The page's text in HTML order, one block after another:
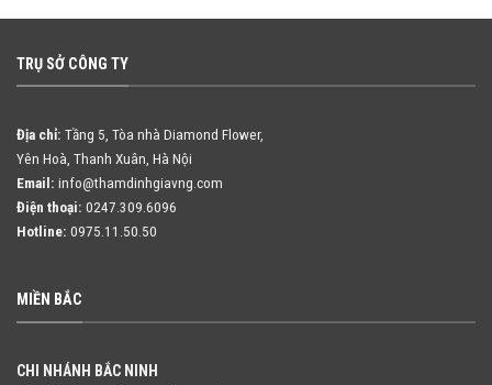
TRỤ SỞ CÔNG TY
Địa chỉ: Tầng 5, Tòa nhà Diamond Flower,
Yên Hoà, Thanh Xuân, Hà Nội
Email: info@thamdinhgiavng.com
Điện thoại: 0247.309.6096
Hotline: 0975.11.50.50
MIỀN BẮC
CHI NHÁNH BẮC NINH